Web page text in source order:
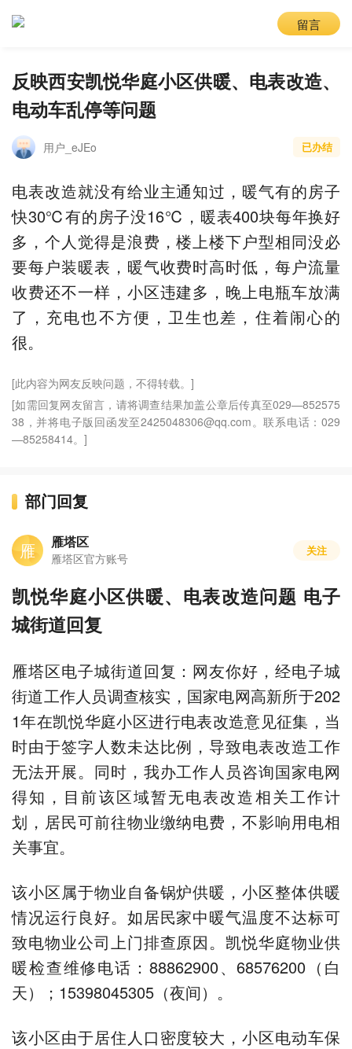
留言
反映西安凯悦华庭小区供暖、电表改造、
电动车乱停等问题
用户_eJEo 已办结
电表改造就没有给业主通知过，暖气有的房子
快30℃有的房子没16℃，暖表400块每年换好
多，个人觉得是浪费，楼上楼下户型相同没必
要每户装暖表，暖气收费时高时低，每户流量
收费还不一样，小区违建多，晚上电瓶车放满
了，充电也不方便，卫生也差，住着闹心的
很。
[此内容为网友反映问题，不得转载。]
[如需回复网友留言，请将调查结果加盖公章后传真至029—852575
38，并将电子版回函发至2425048306@qq.com。联系电话：029
—85258414。]
部门回复
雁 雁塔区
雁塔区官方账号
关注
凯悦华庭小区供暖、电表改造问题 电子
城街道回复
雁塔区电子城街道回复：网友你好，经电子城
街道工作人员调查核实，国家电网高新所于202
1年在凯悦华庭小区进行电表改造意见征集，当
时由于签字人数未达比例，导致电表改造工作
无法开展。同时，我办工作人员咨询国家电网
得知，目前该区域暂无电表改造相关工作计
划，居民可前往物业缴纳电费，不影响用电相
关事宜。
该小区属于物业自备锅炉供暖，小区整体供暖
情况运行良好。如居民家中暖气温度不达标可
致电物业公司上门排查原因。凯悦华庭物业供
暖检查维修电话：88862900、68576200（白
天）；15398045305（夜间）。
该小区由于居住人口密度较大，小区电动车保